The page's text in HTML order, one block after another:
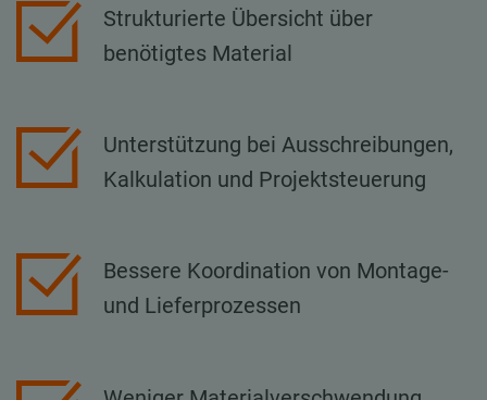
Strukturierte Übersicht über
benötigtes Material
Unterstützung bei Ausschreibungen,
Kalkulation und Projektsteuerung
Bessere Koordination von Montage-
und Lieferprozessen